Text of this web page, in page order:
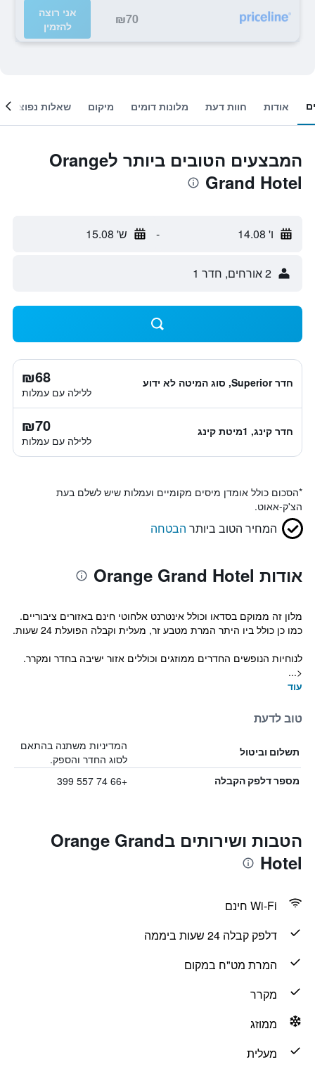
₪70
אני רוצה
להזמין
אודות חוות דעת מלונות דומים מיקום שאלות נפוצות
המבצעים הטובים ביותר לOrange
Grand Hotel
ו' 14.08 - ש' 15.08
2 אורחים, חדר 1
חדר Superior, סוג המיטה לא ידוע ₪68
ללילה עם עמלות
חדר קינג, 1מיטת קינג ₪70
ללילה עם עמלות
*הסכום כולל אומדן מיסים מקומיים ועמלות שיש לשלם בעת
הצ'ק-אאוט.
המחיר הטוב ביותר הבטחה
אודות Orange Grand Hotel
מלון זה ממוקם בסדאו וכולל אינטרנט אלחוטי חינם באזורים ציבוריים.
כמו כן כולל ביו היתר המרת מטבע זר, מעלית וקבלה הפועלת 24 שעות.
לנוחיות הנופשים החדרים ממוזגים וכוללים אזור ישיבה בחדר ומקרר.
<...
עוד
טוב לדעת
תשלום וביטול
המדיניות משתנה בהתאם
לסוג החדר והספק.
מספר דלפק הקבלה +66 74 557 399
הטבות ושירותים בOrange Grand
Hotel
Wi-Fi חינם
דלפק קבלה 24 שעות ביממה
המרת מט"ח במקום
מקרר
ממוזג
מעלית